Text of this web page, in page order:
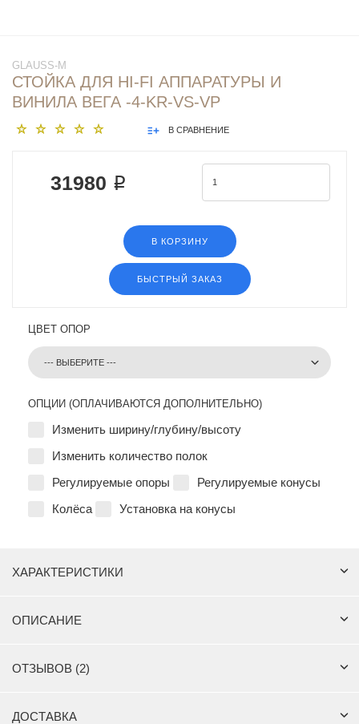
GLAUSS-M
СТОЙКА ДЛЯ HI-FI АППАРАТУРЫ И
ВИНИЛА ВЕГА -4-KR-VS-VP
В СРАВНЕНИЕ
31980 ₽
В КОРЗИНУ
БЫСТРЫЙ ЗАКАЗ
ЦВЕТ ОПОР
ОПЦИИ (ОПЛАЧИВАЮТСЯ ДОПОЛНИТЕЛЬНО)
Изменить ширину/глубину/высоту
Изменить количество полок
Регулируемые опоры
Регулируемые конусы
Колёса
Установка на конусы
ХАРАКТЕРИСТИКИ
ОПИСАНИЕ
ОТЗЫВОВ (2)
ДОСТАВКА